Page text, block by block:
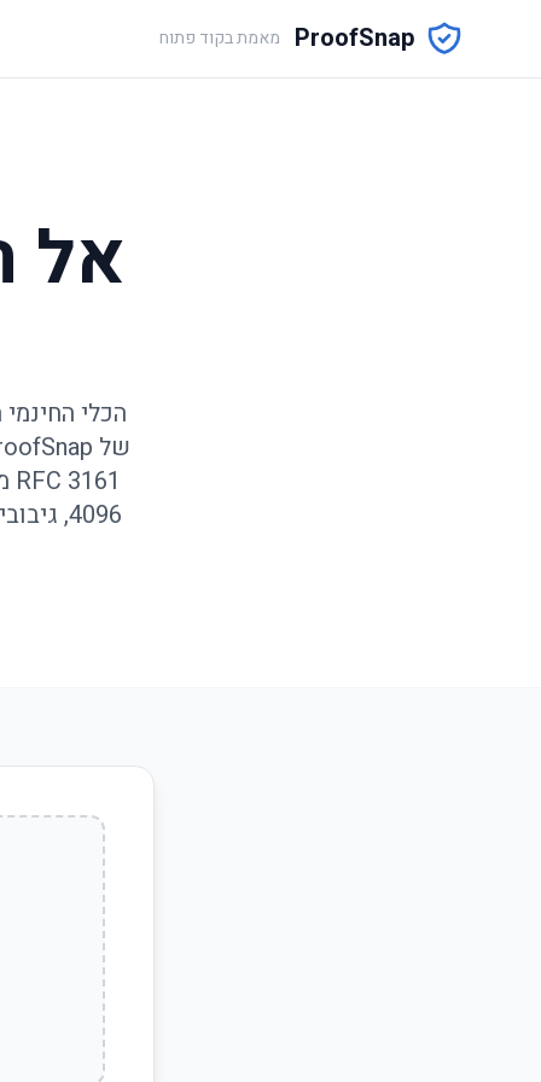
ProofSnap מאמת בקוד פתוח
אל